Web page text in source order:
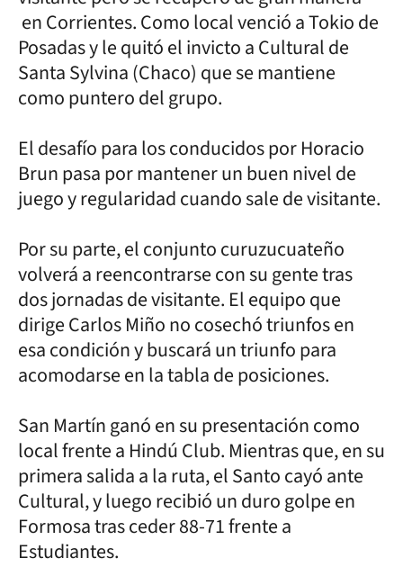
en Corrientes. Como local venció a Tokio de
Posadas y le quitó el invicto a Cultural de
Santa Sylvina (Chaco) que se mantiene
como puntero del grupo.
El desafío para los conducidos por Horacio
Brun pasa por mantener un buen nivel de
juego y regularidad cuando sale de visitante.
Por su parte, el conjunto curuzucuateño
volverá a reencontrarse con su gente tras
dos jornadas de visitante. El equipo que
dirige Carlos Miño no cosechó triunfos en
esa condición y buscará un triunfo para
acomodarse en la tabla de posiciones.
San Martín ganó en su presentación como
local frente a Hindú Club. Mientras que, en su
primera salida a la ruta, el Santo cayó ante
Cultural, y luego recibió un duro golpe en
Formosa tras ceder 88-71 frente a
Estudiantes.